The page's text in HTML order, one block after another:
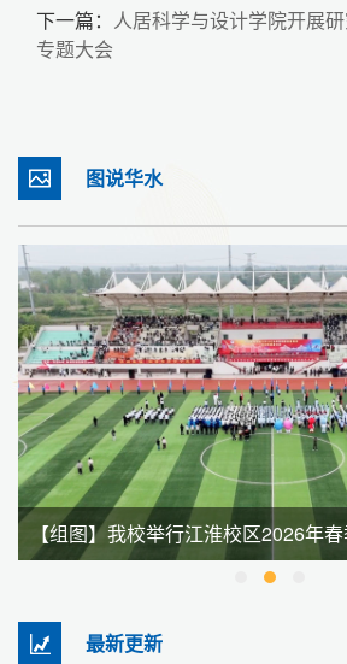
下一篇： 人居科学与设计学院开展
专题大会
图说华水
最新更新